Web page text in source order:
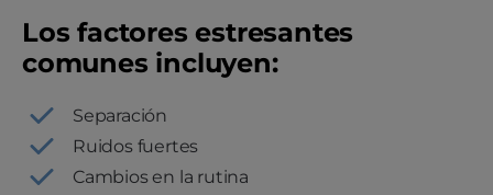
Los factores estresantes
comunes incluyen:
Separación
Ruidos fuertes
Cambios en la rutina